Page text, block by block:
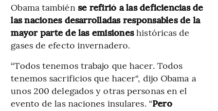
Obama también se refirió a las deficiencias de
las naciones desarrolladas responsables de la
mayor parte de las emisioneshistóricas de
gases de efecto invernadero.
“Todos tenemos trabajo que hacer. Todos
tenemos sacrificios que hacer“, dijo Obama a
unos 200 delegados y otras personas en el
evento de las naciones insulares. “Pero